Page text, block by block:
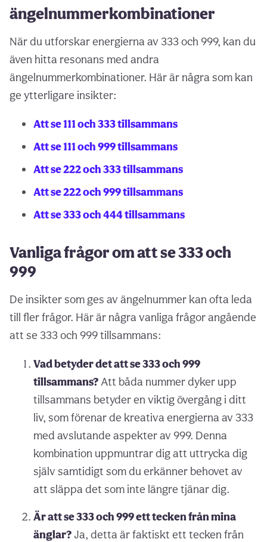
ängelnummerkombinationer
När du utforskar energierna av 333 och 999, kan du
även hitta resonans med andra
ängelnummerkombinationer. Här är några som kan
ge ytterligare insikter:
Att se 111 och 333 tillsammans
Att se 111 och 999 tillsammans
Att se 222 och 333 tillsammans
Att se 222 och 999 tillsammans
Att se 333 och 444 tillsammans
Vanliga frågor om att se 333 och
999
De insikter som ges av ängelnummer kan ofta leda
till fler frågor. Här är några vanliga frågor angående
att se 333 och 999 tillsammans:
Vad betyder det att se 333 och 999
tillsammans? Att båda nummer dyker upp
tillsammans betyder en viktig övergång i ditt
liv, som förenar de kreativa energierna av 333
med avslutande aspekter av 999. Denna
kombination uppmuntrar dig att uttrycka dig
själv samtidigt som du erkänner behovet av
att släppa det som inte längre tjänar dig.
Är att se 333 och 999 ett tecken från mina
änglar?Ja, detta är faktiskt ett tecken från